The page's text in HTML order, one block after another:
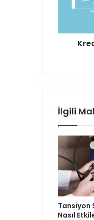
Öğrenilir?
İlgili
Tansiyon
Nasıl